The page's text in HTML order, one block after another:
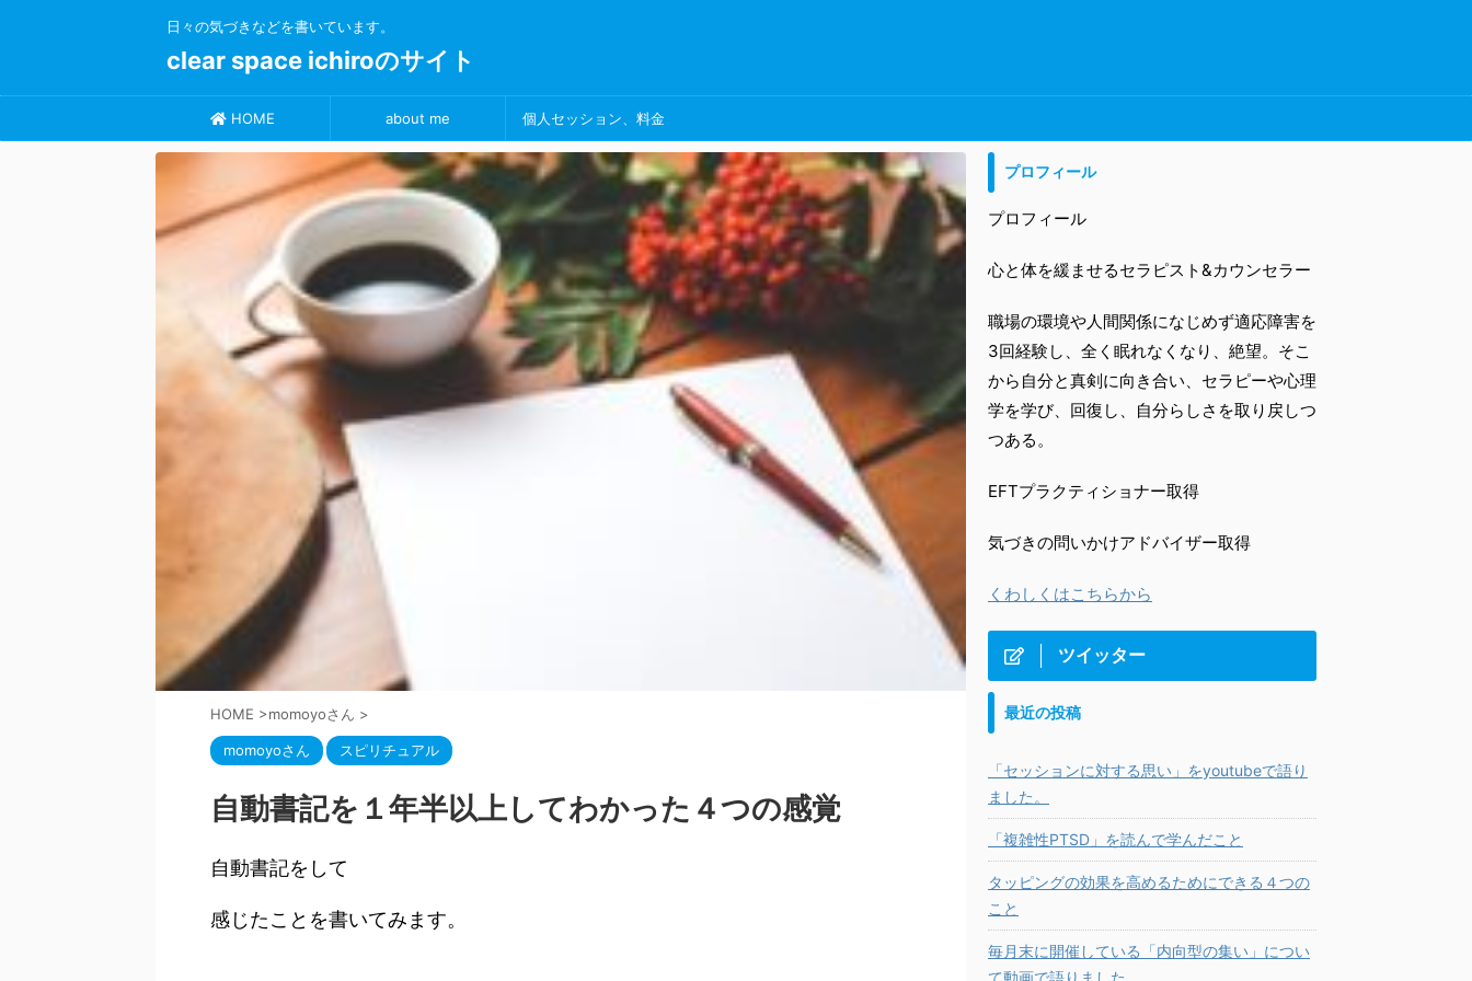
日々の気づきなどを書いています。
clear space ichiroのサイト
HOME about me 個人セッション、料金
HOME >momoyoさん >
momoyoさん スピリチュアル
自動書記を１年半以上してわかった４つの感覚
自動書記をして
感じたことを書いてみます。
プロフィール
プロフィール
心と体を緩ませるセラピスト&カウンセラー
職場の環境や人間関係になじめず適応障害を
3回経験し、全く眠れなくなり、絶望。そこ
から自分と真剣に向き合い、セラピーや心理
学を学び、回復し、自分らしさを取り戻しつ
つある。
EFTプラクティショナー取得
気づきの問いかけアドバイザー取得
くわしくはこちらから
ツイッター
最近の投稿
「セッションに対する思い」をyoutubeで語り
ました。
「複雑性PTSD」を読んで学んだこと
タッピングの効果を高めるためにできる４つの
こと
毎月末に開催している「内向型の集い」につい
て動画で語りました。